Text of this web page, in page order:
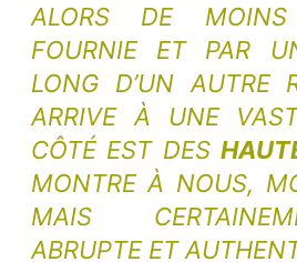
ALORS DE
FOURNIE ET PAR
LONG D’UN AUTRE
ARRIVE À UNE
CÔTÉ EST DES
MONTRE À NOUS,
MAIS
ABRUPTE ET